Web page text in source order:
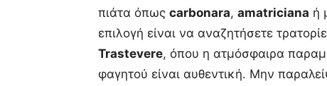
πιάτα όπως carbonara, amatriciana ή
επιλογή είναι να αναζητήσετε
Trastevere, όπου η ατμόσφαιρα
φαγητού είναι αυθεντική. Μην